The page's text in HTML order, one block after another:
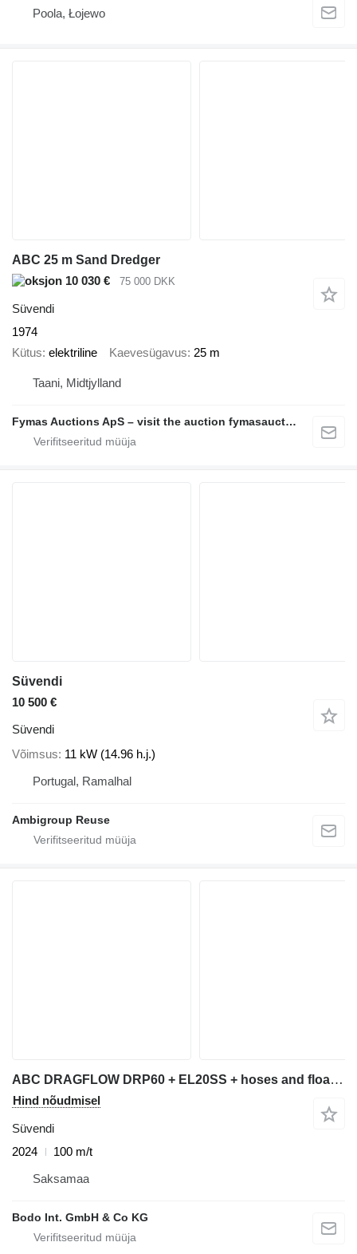
Poola, Łojewo
ABC 25 m Sand Dredger
10 030 €
75 000 DKK
Süvendi
1974
Kütus elektriline Kaevesügavus 25 m
Taani, Midtjylland
Fymas Auctions ApS – visit the auction fymasauctions.dk
Süvendi
10 500 €
Süvendi
Võimsus 11 kW (14.96 h.j.)
Portugal, Ramalhal
Ambigroup Reuse
ABC DRAGFLOW DRP60 + EL20SS + hoses and floater
Hind nõudmisel
Süvendi
2024
100 m/t
Saksamaa
Bodo Int. GmbH & Co KG